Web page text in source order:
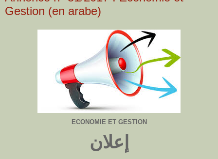
Gestion (en arabe)
ECONOMIE ET GESTION
إعلان